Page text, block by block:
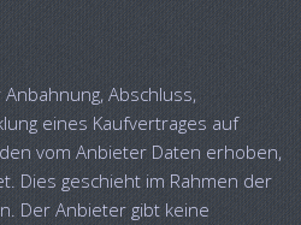
Abschluss,
eines Kaufvertrages auf
vom Anbieter Daten erhoben,
Dies geschieht im Rahmen der
Der Anbieter gibt keine